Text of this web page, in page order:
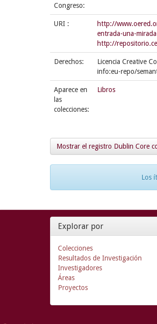
Congreso:
URI :
http://
entrada-una-
http://
Derechos:
Licencia Creative
info:eu-repo/
Aparece en
las
colecciones:
Libros
Mostrar el registro Dublin Core
Los
Explorar por
Colecciones
Resultados de Investigación
Investigadores
Áreas
Proyectos